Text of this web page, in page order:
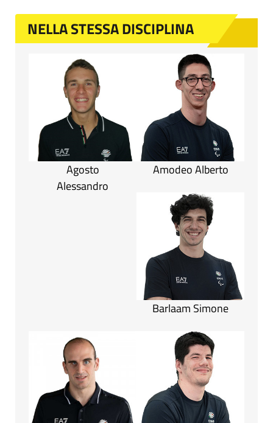
NELLA STESSA DISCIPLINA
Agosto
Alessandro
Amodeo Alberto
Barlaam Simone